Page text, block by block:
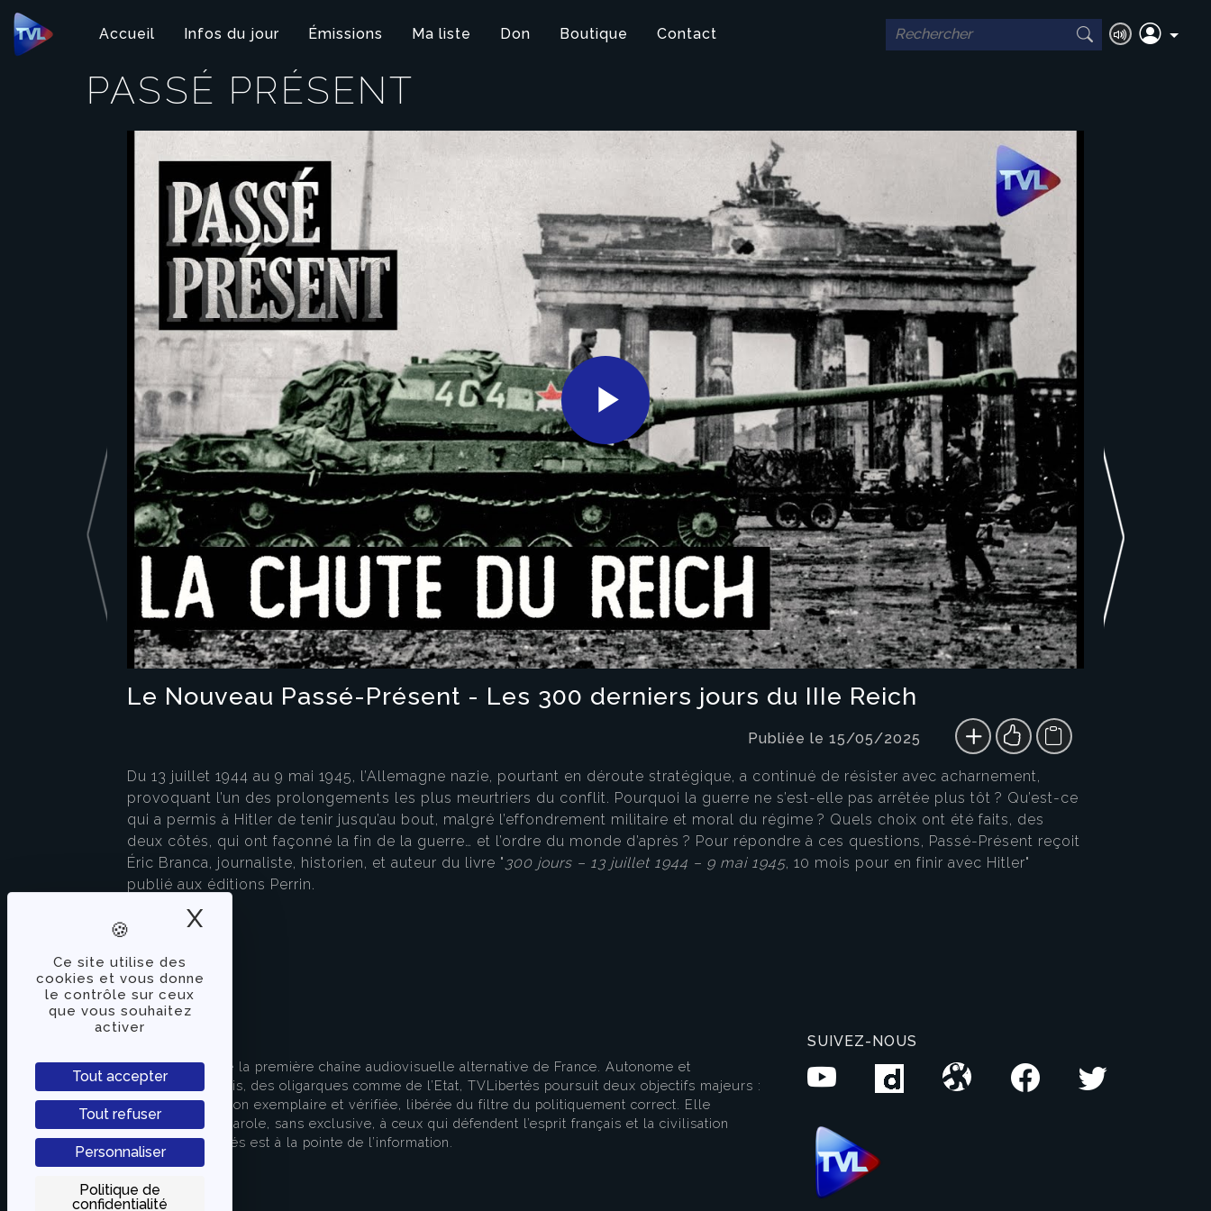
Panneau de gestion des cookies
Ce site utilise des
cookies et vous donne
le contrôle sur ceux
que vous souhaitez
activer
Tout accepter
Tout refuser
Personnaliser
Politique de
confidentialité
X
Accueil Infos du jour Émissions Ma liste Don Boutique Contact
PASSÉ PRÉSENT
Play
Video
Le Nouveau Passé-Présent - Les 300 derniers jours du IIIe Reich
Publiée le 15/05/2025
Du 13 juillet 1944 au 9 mai 1945, l’Allemagne nazie, pourtant en déroute stratégique, a continué de résister avec acharnement,
provoquant l’un des prolongements les plus meurtriers du conflit. Pourquoi la guerre ne s’est-elle pas arrêtée plus tôt ? Qu’est-ce
qui a permis à Hitler de tenir jusqu’au bout, malgré l’effondrement militaire et moral du régime ? Quels choix ont été faits, des
deux côtés, qui ont façonné la fin de la guerre… et l’ordre du monde d’après ? Pour répondre à ces questions, Passé-Présent reçoit
Éric Branca, journaliste, historien, et auteur du livre " 300 jours – 13 juillet 1944 – 9 mai 1945, 10 mois pour en finir avec Hitler"
publié aux éditions Perrin.
TVLibertés représente la première chaîne audiovisuelle alternative de France. Autonome et
indépendante des partis, des oligarques comme de l’Etat, TVLibertés poursuit deux objectifs majeurs :
apporter une information exemplaire et vérifiée, libérée du filtre du politiquement correct. Elle
s’attache à donner la parole, sans exclusive, à ceux qui défendent l’esprit français et la civilisation
européenne. TVLibertés est à la pointe de l’information.
SUIVEZ-NOUS